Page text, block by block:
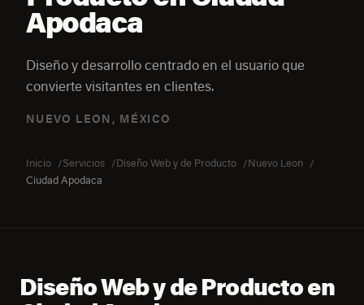
Apodaca
Diseño y desarrollo centrado en el usuario que
convierte visitantes en clientes.
NUEVO LEON, MÉXICO
Inicio Servicios Diseño Web y de Producto
Nuevo Leon
Ciudad Apodaca
Diseño Web y de Producto en